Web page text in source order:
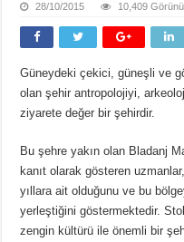
28/10/2015 10,409
Güneydeki çekici, güneşli ve
olan şehir antropolojiyi,
ziyarete değer bir şehirdir.
Bu şehre yakın olan Bladanj
kanıt olarak gösteren
yıllara ait olduğunu ve bu
yerleştiğini göstermektedir.
zengin kültürü ile önemli bir